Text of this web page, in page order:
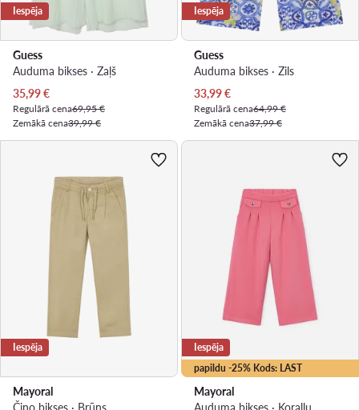
Iespēja
Guess
Auduma bikses · Zaļš
Pašreizējā cena
35,99€
Regulārā cena69,95 €
Zemākā cena39,99 €
Iespēja
Guess
Auduma bikses · Zils
Pašreizējā cena
33,99€
Regulārā cena64,99 €
Zemākā cena37,99 €
Iespēja
Mayoral
Čino bikses · Brūns
papildu -25% Kods: LAST
Iespēja
Mayoral
Auduma bikses · Koraļļu